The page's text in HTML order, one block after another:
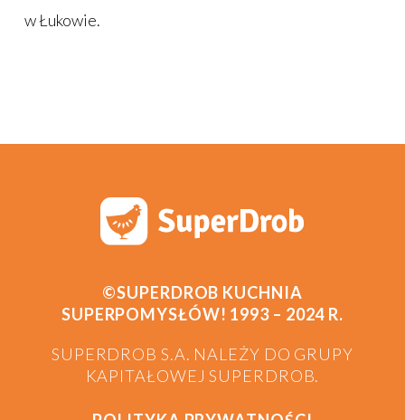
w Łukowie.
©SUPERDROB KUCHNIA
SUPERPOMYSŁÓW! 1993 – 2024 R.
SUPERDROB S.A. NALEŻY DO GRUPY
KAPITAŁOWEJ SUPERDROB.